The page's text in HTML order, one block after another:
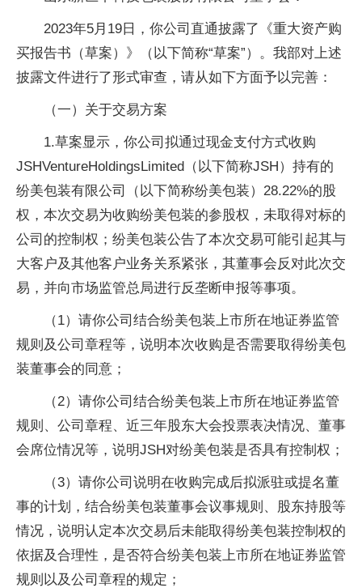
2023年5月19日，你公司直通披露了《重大资产购
买报告书（草案）》（以下简称“草案”）。我部对上述
披露文件进行了形式审查，请从如下方面予以完善：
（一）关于交易方案
1.草案显示，你公司拟通过现金支付方式收购
JSHVentureHoldingsLimited（以下简称JSH）持有的
纷美包装有限公司（以下简称纷美包装）28.22%的股
权，本次交易为收购纷美包装的参股权，未取得对标的
公司的控制权；纷美包装公告了本次交易可能引起其与
大客户及其他客户业务关系紧张，其董事会反对此次交
易，并向市场监管总局进行反垄断申报等事项。
（1）请你公司结合纷美包装上市所在地证券监管
规则及公司章程等，说明本次收购是否需要取得纷美包
装董事会的同意；
（2）请你公司结合纷美包装上市所在地证券监管
规则、公司章程、近三年股东大会投票表决情况、董事
会席位情况等，说明JSH对纷美包装是否具有控制权；
（3）请你公司说明在收购完成后拟派驻或提名董
事的计划，结合纷美包装董事会议事规则、股东持股等
情况，说明认定本次交易后未能取得纷美包装控制权的
依据及合理性，是否符合纷美包装上市所在地证券监管
规则以及公司章程的规定；